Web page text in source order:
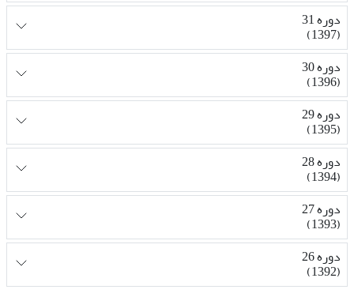
دوره 31
(1397)
دوره 30
(1396)
دوره 29
(1395)
دوره 28
(1394)
دوره 27
(1393)
دوره 26
(1392)